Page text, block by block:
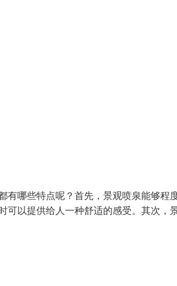
有哪些特点呢？首先，景观喷泉能够程
可以提供给人一种舒适的感受。其次，